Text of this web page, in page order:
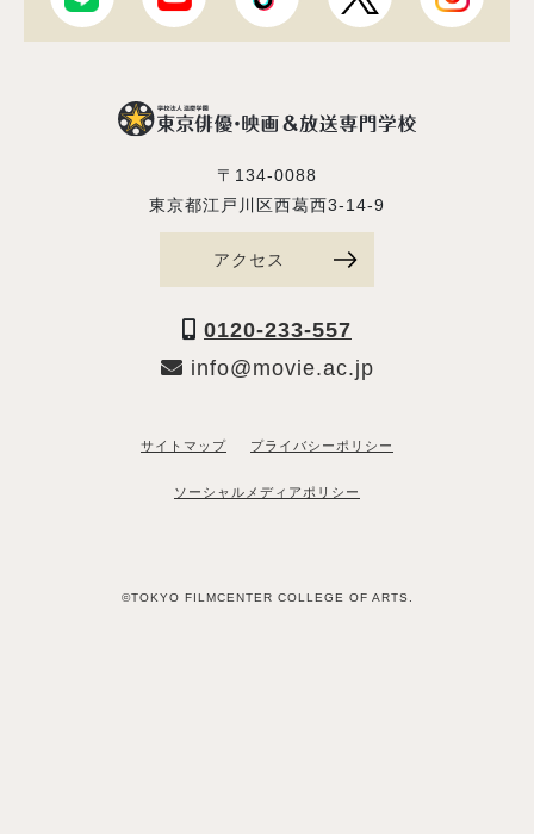
〒134-0088
東京都江戸川区西葛西3-14-9
アクセス
0120-233-557
info@movie.ac.jp
サイトマップ プライバシーポリシー
ソーシャルメディアポリシー
©TOKYO FILMCENTER COLLEGE OF ARTS.